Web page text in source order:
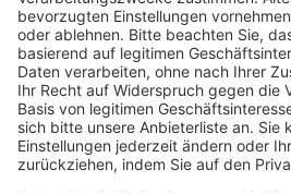
Schulungsangebot Vereinsmitarbeiter
BFV-Geschäftsstellen
Trainerbörse
Login SpielPlus
FOLGE DEM BFV